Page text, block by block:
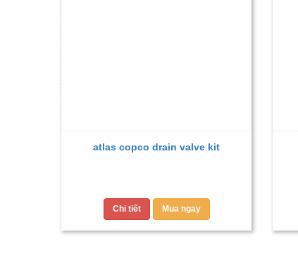
atlas copco drain valve kit
Chi tiết Mua ngay